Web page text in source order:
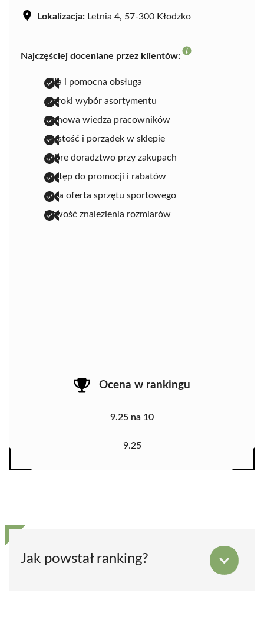
Lokalizacja: Letnia 4, 57-300 Kłodzko
Najczęściej doceniane przez klientów:
miła i pomocna obsługa
szeroki wybór asortymentu
fachowa wiedza pracowników
czystość i porządek w sklepie
dobre doradztwo przy zakupach
dostęp do promocji i rabatów
duża oferta sprzętu sportowego
łatwość znalezienia rozmiarów
Ocena w rankingu
9.25 na 10
9.25
Jak powstał ranking?